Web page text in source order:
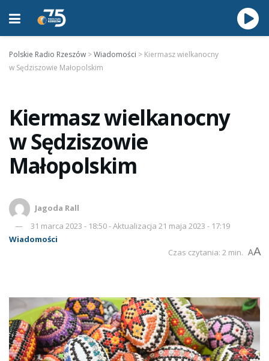
Polskie Radio Rzeszów >Wiadomości > Kiermasz wielkanocny
w Sędziszowie Małopolskim
Kiermasz wielkanocny
w Sędziszowie
Małopolskim
Jagoda Rall
31 marca 2023 - 18:50 - Aktualizacja 21 maja 2023 - 17:19
Wiadomości
Czas czytania: 2 min. AA